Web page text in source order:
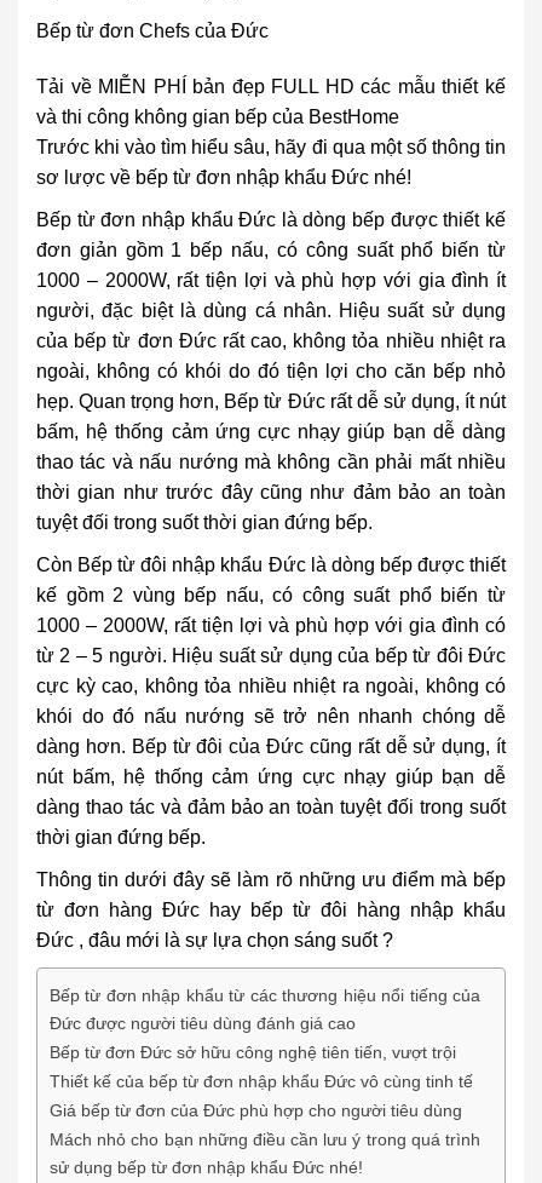
Bếp từ đơn Chefs của Đức
Tải về MIỄN PHÍ bản đẹp FULL HD các mẫu thiết kế
và thi công không gian bếp của BestHome
Trước khi vào tìm hiểu sâu, hãy đi qua một số thông tin
sơ lược về bếp từ đơn nhập khẩu Đức nhé!
Bếp từ đơn nhập khẩu Đức là dòng bếp được thiết kế
đơn giản gồm 1 bếp nấu, có công suất phổ biến từ
1000 – 2000W, rất tiện lợi và phù hợp với gia đình ít
người, đặc biệt là dùng cá nhân. Hiệu suất sử dụng
của bếp từ đơn Đức rất cao, không tỏa nhiều nhiệt ra
ngoài, không có khói do đó tiện lợi cho căn bếp nhỏ
hẹp. Quan trọng hơn, Bếp từ Đứcrất dễ sử dụng, ít nút
bấm, hệ thống cảm ứng cực nhạy giúp bạn dễ dàng
thao tác và nấu nướng mà không cần phải mất nhiều
thời gian như trước đây cũng như đảm bảo an toàn
tuyệt đối trong suốt thời gian đứng bếp.
Còn Bếp từ đôi nhập khẩu Đức là dòng bếp được thiết
kế gồm 2 vùng bếp nấu, có công suất phổ biến từ
1000 – 2000W, rất tiện lợi và phù hợp với gia đình có
từ 2 – 5 người. Hiệu suất sử dụng của bếp từ đôi Đức
cực kỳ cao, không tỏa nhiều nhiệt ra ngoài, không có
khói do đó nấu nướng sẽ trở nên nhanh chóng dễ
dàng hơn. Bếp từ đôi của Đức cũng rất dễ sử dụng, ít
nút bấm, hệ thống cảm ứng cực nhạy giúp bạn dễ
dàng thao tác và đảm bảo an toàn tuyệt đối trong suốt
thời gian đứng bếp.
Thông tin dưới đây sẽ làm rõ những ưu điểm mà bếp
từ đơn hàng Đức hay bếp từ đôi hàng nhập khẩu
Đức , đâu mới là sự lựa chọn sáng suốt ?
Bếp từ đơn nhập khẩu từ các thương hiệu nổi tiếng của
Đức được người tiêu dùng đánh giá cao
Bếp từ đơn Đức sở hữu công nghệ tiên tiến, vượt trội
Thiết kế của bếp từ đơn nhập khẩu Đức vô cùng tinh tế
Giá bếp từ đơn của Đức phù hợp cho người tiêu dùng
Mách nhỏ cho bạn những điều cần lưu ý trong quá trình
sử dụng bếp từ đơn nhập khẩu Đức nhé!